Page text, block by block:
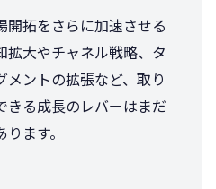
開拓をさらに加速させる
拡大やチャネル戦略、タ
メントの拡張など、取り
きる成長のレバーはまだ
ます。